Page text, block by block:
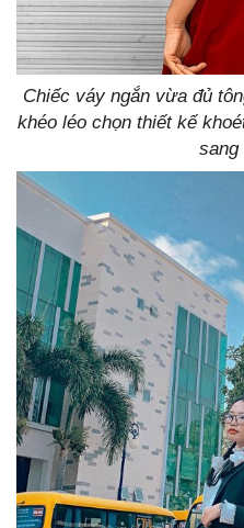
Chiếc váy ngắn vừa đủ
khéo léo chọn thiết kế
sang